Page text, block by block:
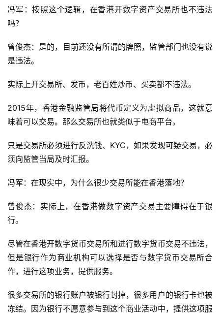
冯军：按照这个逻辑，在香港开数字资产交易所也不违法
吗？
曾俊杰：是的，目前还没有所谓的牌照，监管部门也没有说
是违法。
实际上开交易所、发币，老百姓炒币、买卖都不违法。
2015年，香港金融监管局将代币定义为虚拟商品，这就意
味着可以交易。那么交易所也就类似于电商平台。
只是交易所必须进行反洗钱、KYC，如果发现可疑交易，必
须向监管当局及时汇报。
冯军：在现实中，为什么很少交易所能在香港落地？
曾俊杰：实际上，在香港做数字资产交易主要障碍在于银
行。
尽管在香港开数字货币交易所和进行数字货币交易不违法，
但是银行作为商业机构可以选择是否与数字货币交易所合
作，进行这项业务，提供服务。
很多交易所的银行账户被银行封掉，很多用户的银行卡也被
冻结。因为银行不愿意参与到这个商业活动中，提供这项服